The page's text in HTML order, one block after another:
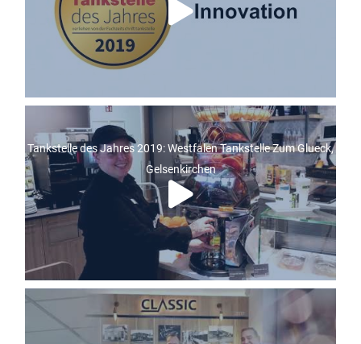
Tankstelle des Jahres 2019: Westfalen Tankstelle Zum Glueck,
Gelsenkirchen